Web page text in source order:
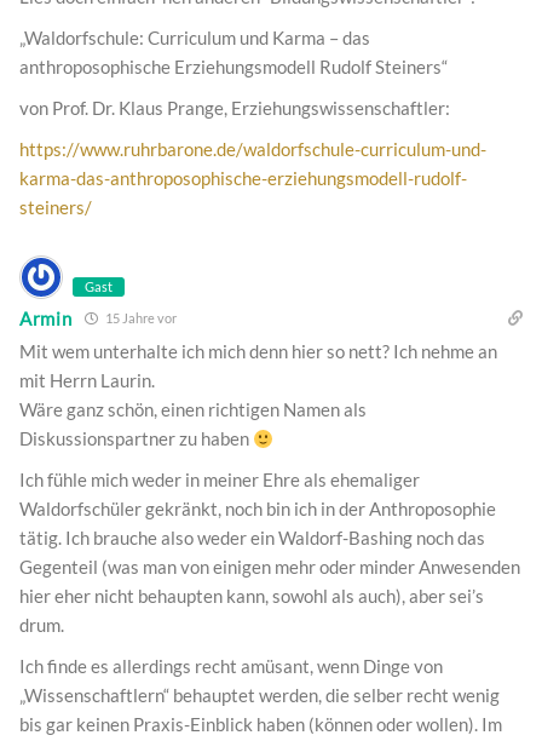
„Waldorfschule: Curriculum und Karma – das
anthroposophische Erziehungsmodell Rudolf Steiners“
von Prof. Dr. Klaus Prange, Erziehungswissenschaftler:
https://www.ruhrbarone.de/waldorfschule-curriculum-und-
karma-das-anthroposophische-erziehungsmodell-rudolf-
steiners/
Gast
Armin 15 Jahre vor
Mit wem unterhalte ich mich denn hier so nett? Ich nehme an
mit Herrn Laurin.
Wäre ganz schön, einen richtigen Namen als
Diskussionspartner zu haben
Ich fühle mich weder in meiner Ehre als ehemaliger
Waldorfschüler gekränkt, noch bin ich in der Anthroposophie
tätig. Ich brauche also weder ein Waldorf-Bashing noch das
Gegenteil (was man von einigen mehr oder minder Anwesenden
hier eher nicht behaupten kann, sowohl als auch), aber sei’s
drum.
Ich finde es allerdings recht amüsant, wenn Dinge von
„Wissenschaftlern“ behauptet werden, die selber recht wenig
bis gar keinen Praxis-Einblick haben (können oder wollen). Im